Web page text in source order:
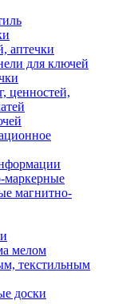
аптечки
для ключей
ценностей,
маркерные
магнитно-
мелом
текстильным
доски